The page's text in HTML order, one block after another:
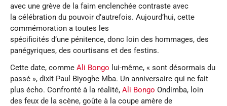
avec une grève de la faim enclenchée contraste avec
la célébration du pouvoir d’autrefois. Aujourd’hui, cette
commémoration a toutes les
spécificités d’une pénitence, donc loin des hommages, des
panégyriques, des courtisans et des festins.
Cette date, comme Ali Bongo lui-même, « sont désormais du
passé », dixit Paul Biyoghe Mba. Un anniversaire qui ne fait
plus écho. Confronté à la réalité, Ali Bongo Ondimba, loin
des feux de la scène, goûte à la coupe amère de